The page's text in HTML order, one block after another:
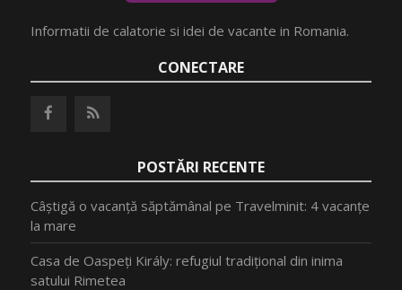
Informatii de calatorie si idei de vacante in Romania.
CONECTARE
POSTĂRI RECENTE
Câștigă o vacanță săptămânal pe Travelminit: 4 vacanțe
la mare
Casa de Oaspeți Király: refugiul tradițional din inima
satului Rimetea